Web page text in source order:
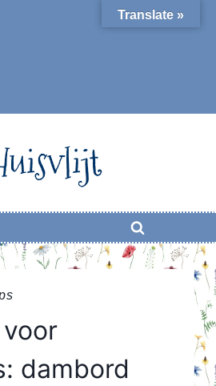
dambord
Translate »